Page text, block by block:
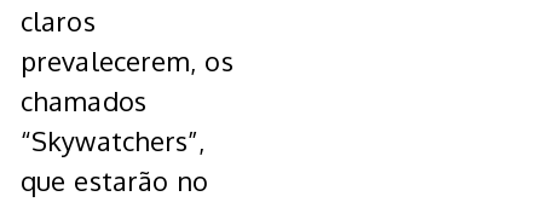
claros
prevalecerem, os
chamados
“Skywatchers”,
que estarão no